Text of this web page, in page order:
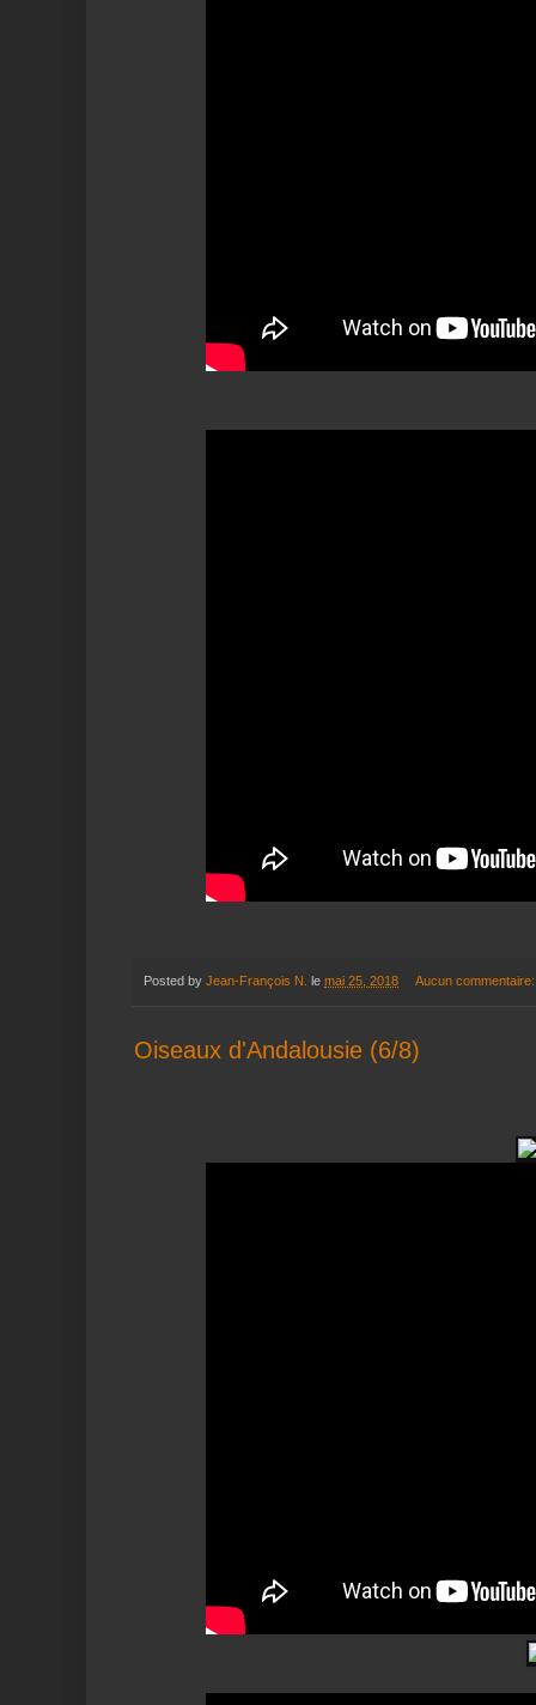
Posted by Jean-François N. le mai 25, 2018 Aucun
Oiseaux d'Andalousie (6/8)